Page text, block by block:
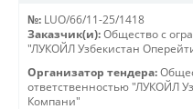
№: LUO/66/11-25/1418
Заказчик(и): Общество с
"ЛУКОЙЛ Узбекистан
Организатор тендера:
ответственностью "ЛУКОЙЛ
Компани"